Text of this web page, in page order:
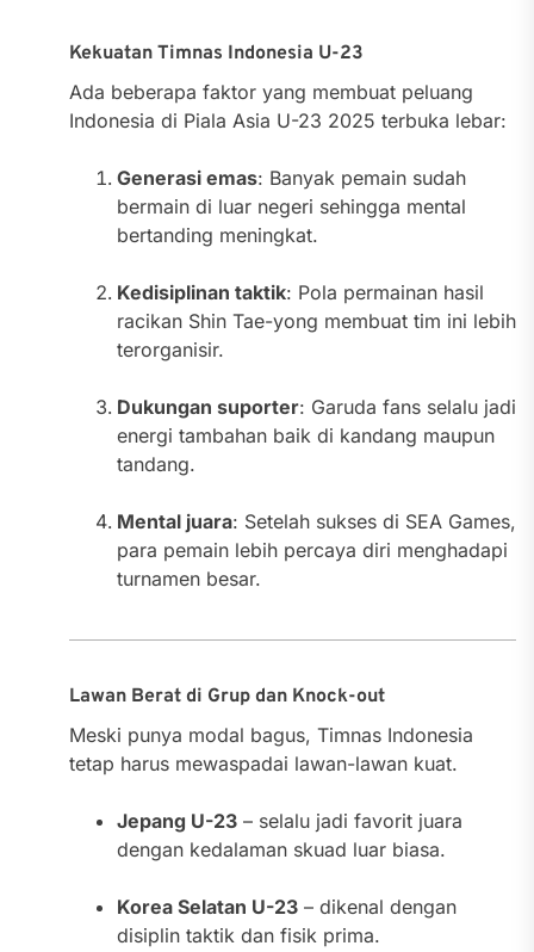
Kekuatan Timnas Indonesia U-23
Ada beberapa faktor yang membuat peluang
Indonesia di Piala Asia U-23 2025 terbuka lebar:
Generasi emas: Banyak pemain sudah
bermain di luar negeri sehingga mental
bertanding meningkat.
Kedisiplinan taktik: Pola permainan hasil
racikan Shin Tae-yong membuat tim ini lebih
terorganisir.
Dukungan suporter: Garuda fans selalu jadi
energi tambahan baik di kandang maupun
tandang.
Mental juara: Setelah sukses di SEA Games,
para pemain lebih percaya diri menghadapi
turnamen besar.
Lawan Berat di Grup dan Knock-out
Meski punya modal bagus, Timnas Indonesia
tetap harus mewaspadai lawan-lawan kuat.
Jepang U-23– selalu jadi favorit juara
dengan kedalaman skuad luar biasa.
Korea Selatan U-23– dikenal dengan
disiplin taktik dan fisik prima.